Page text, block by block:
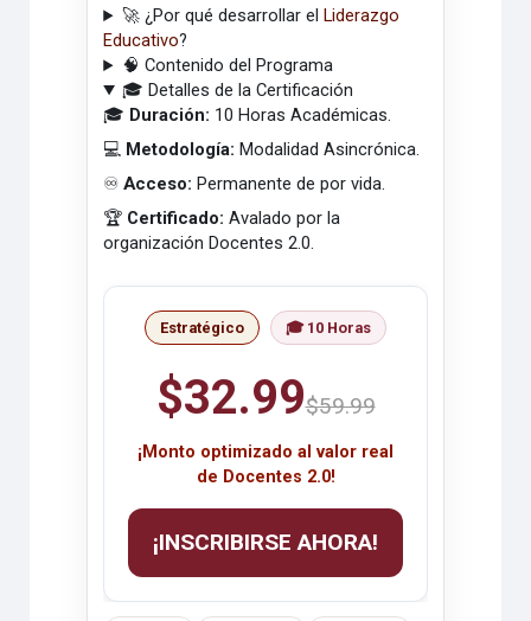
🚀 ¿Por qué desarrollar el Liderazgo
Educativo?
🧠 Contenido del Programa
🎓 Detalles de la Certificación
🎓 Duración: 10 Horas Académicas.
💻 Metodología: Modalidad Asincrónica.
♾️Acceso: Permanente de por vida.
🏆 Certificado: Avalado por la
organización Docentes 2.0.
Estratégico 🎓 10 Horas
$32.99$59.99
¡Monto optimizado al valor real
de Docentes 2.0!
¡INSCRIBIRSE AHORA!